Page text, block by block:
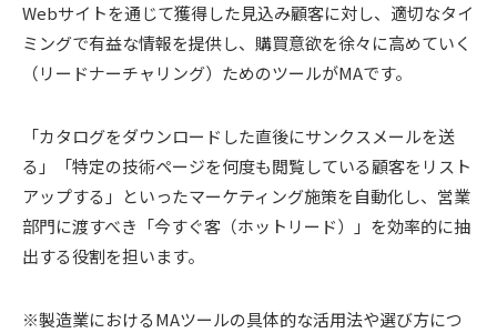
Webサイトを通じて獲得した見込み顧客に対し、適切なタイ
ミングで有益な情報を提供し、購買意欲を徐々に高めていく
（リードナーチャリング）ためのツールがMAです。
「カタログをダウンロードした直後にサンクスメールを送
る」「特定の技術ページを何度も閲覧している顧客をリスト
アップする」といったマーケティング施策を自動化し、営業
部門に渡すべき「今すぐ客（ホットリード）」を効率的に抽
出する役割を担います。
※製造業におけるMAツールの具体的な活用法や選び方につ